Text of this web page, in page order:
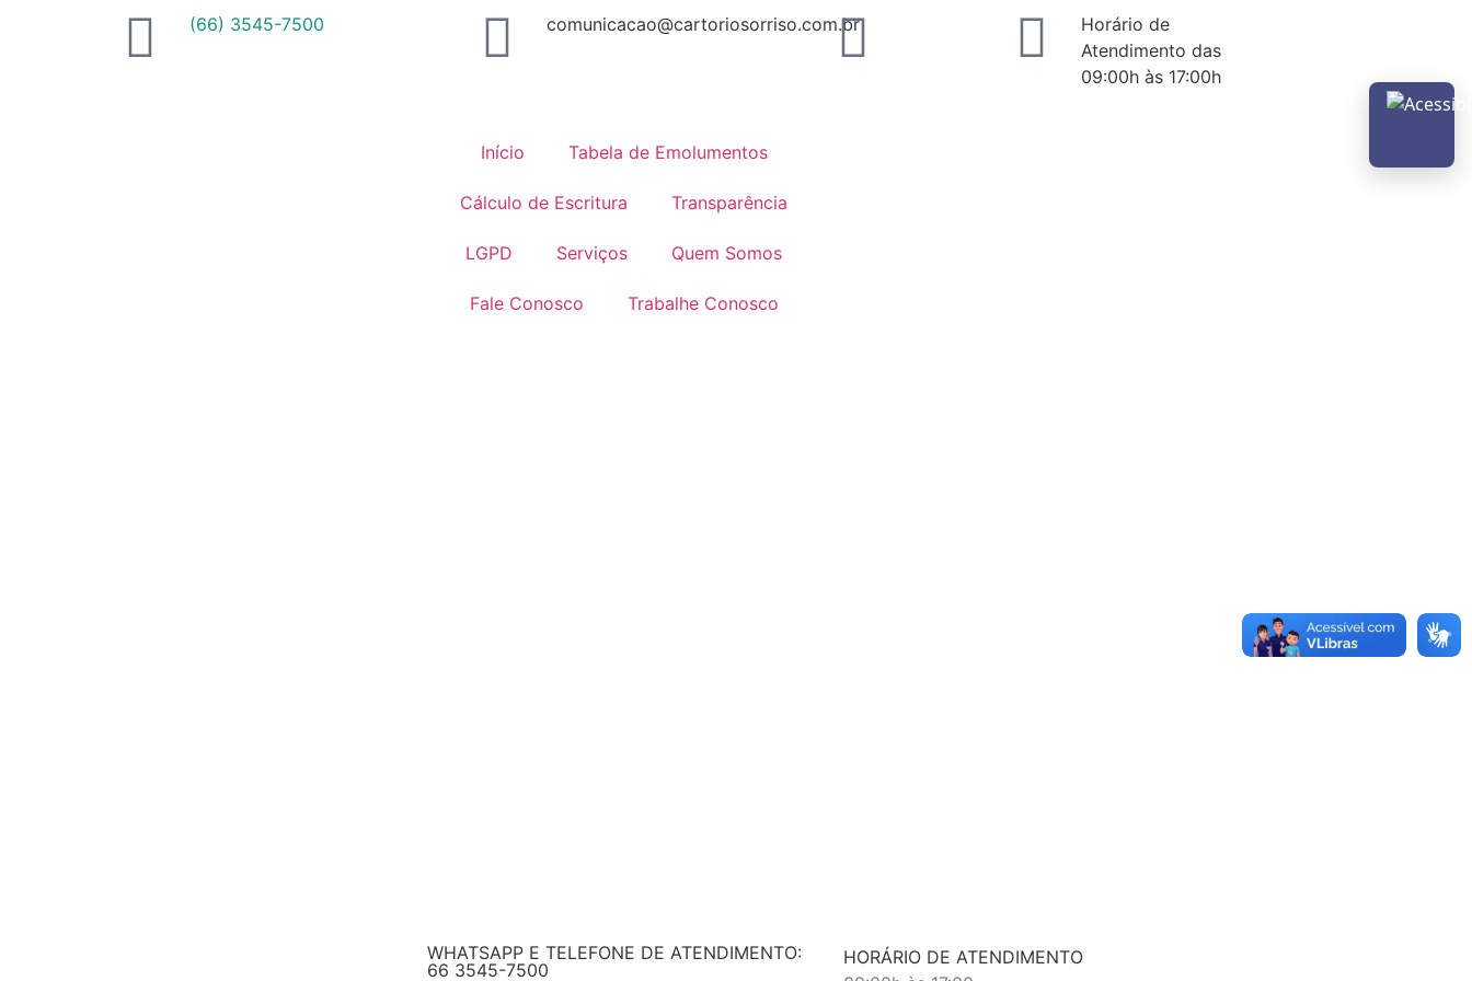
(66) 3545-7500 comunicacao@cartoriosorriso.com.br
Horário de
Atendimento das
09:00h às 17:00h
Início Tabela de Emolumentos
Cálculo de Escritura Transparência
LGPD Serviços Quem Somos
Fale Conosco Trabalhe Conosco
WHATSAPP E TELEFONE DE ATENDIMENTO:
66 3545-7500
HORÁRIO DE ATENDIMENTO